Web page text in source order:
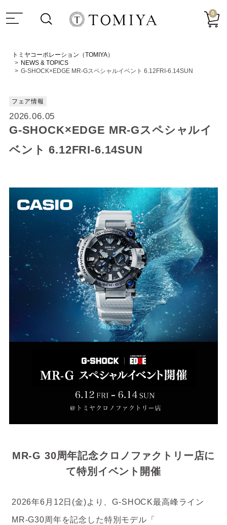
0
トミヤコーポレーション（TOMIYA）
NEWS & TOPICS
G-SHOCK×EDGE MR-Gスペシャルイベント 6.12FRI-6.14SUN
フェア情報
2026.06.05
G-SHOCK×EDGE MR-Gスペシャルイ
ベント 6.12FRI-6.14SUN
MR-G 30周年記念クロノファクトリー店に
て特別イベント開催
2026年6月12日(金)より、G-SHOCK最高峰ライン
MR-G30周年を記念した特別モデル「